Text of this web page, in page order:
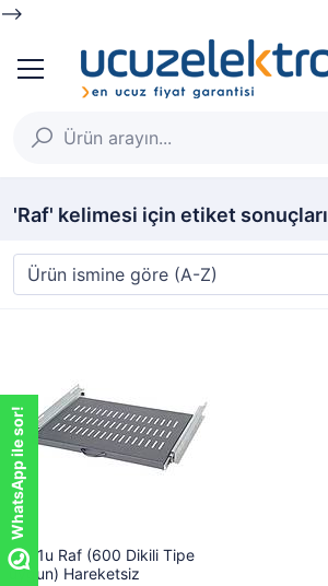
-->
'Raf' kelimesi için etiket sonuçları
19'' 1u Raf (600 Dikili Tipe
uygun) Hareketsiz
WhatsApp ile sor!
WhatsApp ile sor!